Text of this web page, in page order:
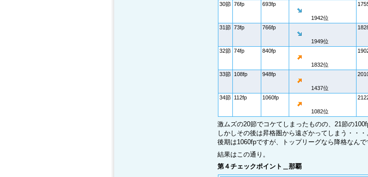
30節 76fp 693fp
1942位
31節 73fp 766fp
1949位
32節 74fp 840fp
1832位
33節 108fp 948fp
1437位
34節 112fp 1060fp
1082位
激ムズの20節でコケてしまったものの、21節の
しかしその後は昇格圏から遠ざかってしまう・・・
後期は1060fpですが、トップリーグなら降格なんで
結果はこの通り。
第４チェックポイント＿那覇